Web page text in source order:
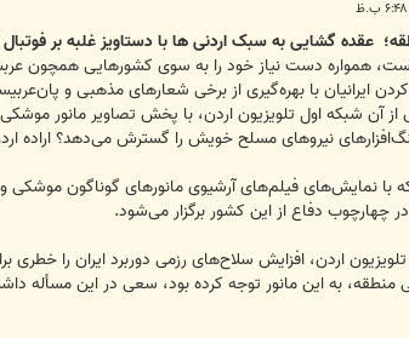
عقده گشایی به سبک اردنی ها با دستاویز غلبه بر فوتبال
ایرانیان با بهره‌گیری از برخی شعارهای مذهبی و
از آن شبکه اول تلویزیون اردن، با پخش تصاویر مانور
نیروهای مسلح خویش را گسترش می‌دهد؟ اراده
با نمایش‌های فیلم‌های آرشیوی مانورهای گوناگون
چهارچوب دفاع از این کشور برگزار می‌شود.
تلویزیون اردن، افزایش سلاح‌های رزمی دوربرد ایران را
به این مانور توجه کرده بود، سعی در این مسأله